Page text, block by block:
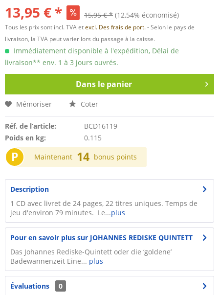
13,95 € * 15,95 € * (12,54% économisé)
Tous les prix sont incl. TVA etexcl. Des frais de port.- Selon le pays de
livraison, la TVA peut varier lors du passage à la caisse.
Immédiatement disponible à l'expédition, Délai de
livraison** env. 1 à 3 jours ouvrés.
Dans le panier
Mémoriser Coter
Réf. de l’article:
BCD16119
Poids en kg:
0.115
P Maintenant 14 bonus points
Description
1 CD avec livret de 24 pages, 22 titres uniques. Temps de
jeu d'environ 79 minutes. Le...plus
Pour en savoir plus sur JOHANNES REDISKE QUINTETT
Das Johannes Rediske-Quintett oder die ‘goldene’
Badewannenzeit Eine... plus
Évaluations
0